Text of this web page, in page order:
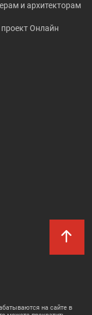
и архитекторам
Онлайн
на сайте в